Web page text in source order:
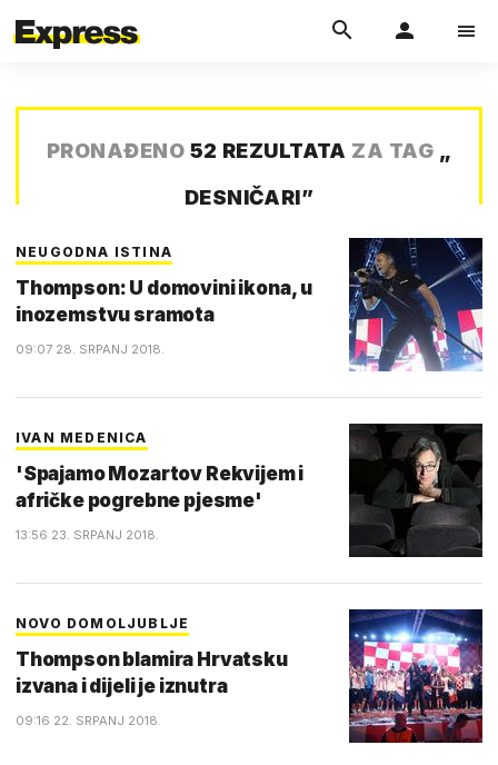
PRONAĐENO 52 REZULTATA ZA TAG „
DESNIČARI”
NEUGODNA ISTINA
Thompson: U domovini ikona, u
inozemstvu sramota
09:07 28. SRPANJ 2018.
IVAN MEDENICA
'Spajamo Mozartov Rekvijem i
afričke pogrebne pjesme'
13:56 23. SRPANJ 2018.
NOVO DOMOLJUBLJE
Thompson blamira Hrvatsku
izvana i dijeli je iznutra
09:16 22. SRPANJ 2018.